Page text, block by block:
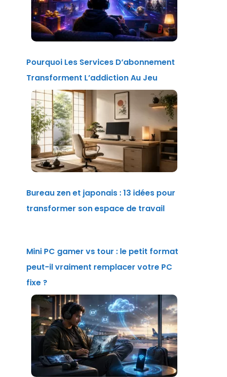
Pourquoi Les Services D’abonnement
Transforment L’addiction Au Jeu
Bureau zen et japonais : 13 idées pour
transformer son espace de travail
Mini PC gamer vs tour : le petit format
peut-il vraiment remplacer votre PC
fixe ?